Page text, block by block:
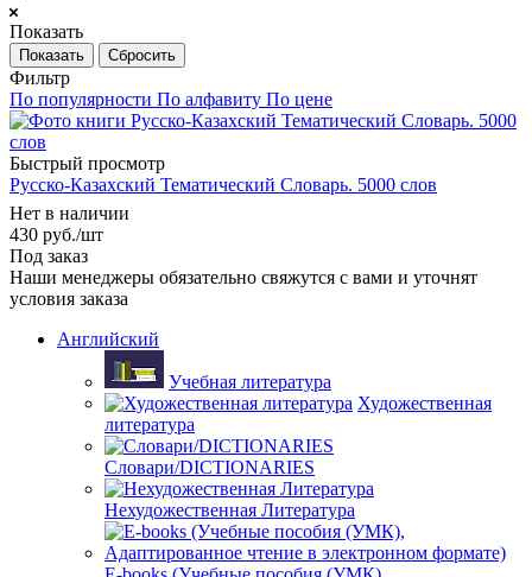
Показать
Сбросить
Фильтр
По популярности По алфавиту По цене
Быстрый просмотр
Русско-Казахский Тематический Словарь. 5000 слов
Нет в наличии
430 руб./шт
Под заказ
Наши менеджеры обязательно свяжутся с вами и уточнят
условия заказа
Английский
Учебная литература
Художественная
литература
Словари/DICTIONARIES
Нехудожественная Литература